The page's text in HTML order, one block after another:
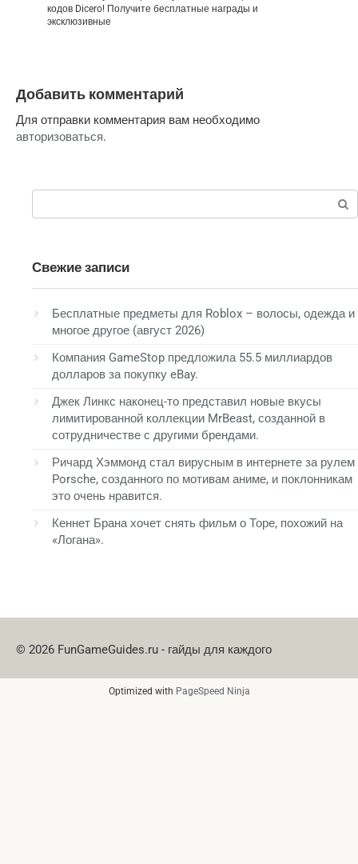
кодов Dicero! Получите бесплатные награды и
эксклюзивные
Добавить комментарий
Для отправки комментария вам необходимо
авторизоваться.
Поиск:
Свежие записи
Бесплатные предметы для Roblox – волосы, одежда и
многое другое (август 2026)
Компания GameStop предложила 55.5 миллиардов
долларов за покупку eBay.
Джек Линкс наконец-то представил новые вкусы
лимитированной коллекции MrBeast, созданной в
сотрудничестве с другими брендами.
Ричард Хэммонд стал вирусным в интернете за рулем
Porsche, созданного по мотивам аниме, и поклонникам
это очень нравится.
Кеннет Брана хочет снять фильм о Торе, похожий на
«Логана».
© 2026 FunGameGuides.ru - гайды для каждого
Optimized with PageSpeed Ninja